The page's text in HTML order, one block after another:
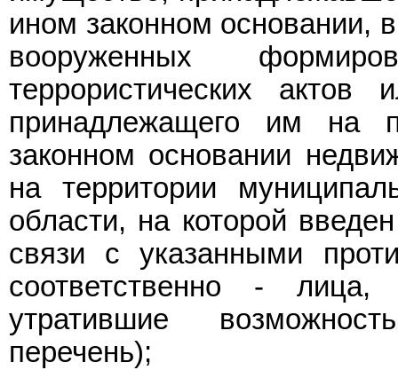
ином законном основании,
вооруженных
террористических актов
принадлежащего им на
законном основании
на территории
области, на которой
связи с указанными
соответственно -
утратившие
перечень);